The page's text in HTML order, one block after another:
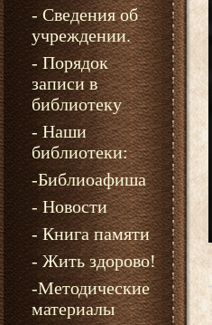
- Сведения об
учреждении.
- Порядок
записи в
библиотеку
- Наши
библиотеки:
-Библиоафиша
- Новости
- Книга памяти
- Жить здорово!
-Методические
материалы